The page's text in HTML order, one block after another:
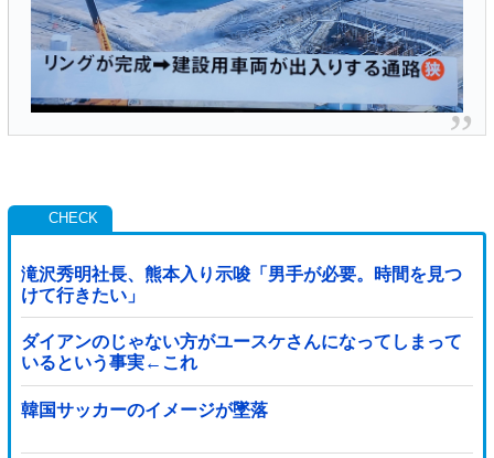
滝沢秀明社長、熊本入り示唆「男手が必要。時間を見つ
けて行きたい」
ダイアンのじゃない方がユースケさんになってしまって
いるという事実←これ
韓国サッカーのイメージが墜落